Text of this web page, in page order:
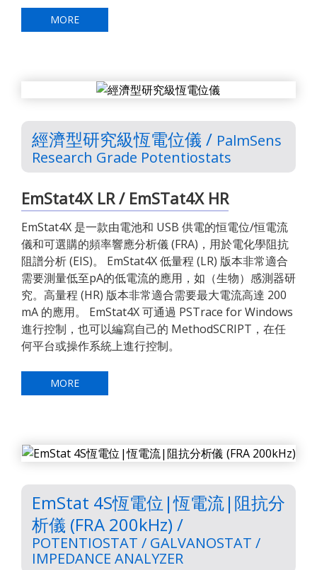
MORE
經濟型研究級恆電位儀 / PalmSens
Research Grade Potentiostats
EmStat4X LR / EmSTat4X HR
EmStat4X 是一款由電池和 USB 供電的恒電位/恒電流
儀和可選購的頻率響應分析儀 (FRA)，用於電化學阻抗
阻譜分析 (EIS)。 EmStat4X 低量程 (LR) 版本非常適合
需要測量低至pA的低電流的應用，如（生物）感測器研
究。高量程 (HR) 版本非常適合需要最大電流高達 200
mA 的應用。 EmStat4X 可通過 PSTrace for Windows
進行控制，也可以編寫自己的 MethodSCRIPT，在任
何平台或操作系統上進行控制。
MORE
EmStat 4S恆電位|恆電流|阻抗分
析儀 (FRA 200kHz) /
POTENTIOSTAT / GALVANOSTAT /
IMPEDANCE ANALYZER